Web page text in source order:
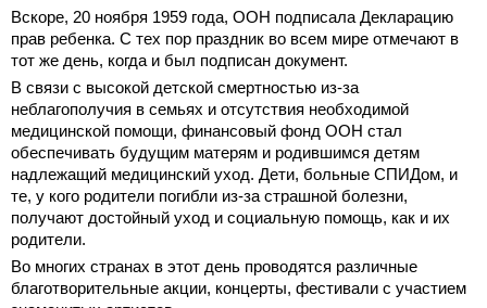
Вскоре, 20 ноября 1959 года, ООН подписала Декларацию
прав ребенка. С тех пор праздник во всем мире отмечают в
тот же день, когда и был подписан документ.
В связи с высокой детской смертностью из-за
неблагополучия в семьях и отсутствия необходимой
медицинской помощи, финансовый фонд ООН стал
обеспечивать будущим матерям и родившимся детям
надлежащий медицинский уход. Дети, больные СПИДом, и
те, у кого родители погибли из-за страшной болезни,
получают достойный уход и социальную помощь, как и их
родители.
Во многих странах в этот день проводятся различные
благотворительные акции, концерты, фестивали с участием